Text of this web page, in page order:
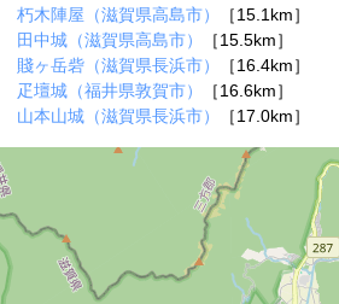
朽木陣屋（滋賀県高島市）
［15.1km］
田中城（滋賀県高島市）
［15.5km］
賤ヶ岳砦（滋賀県長浜市）
［16.4km］
疋壇城（福井県敦賀市）
［16.6km］
山本山城（滋賀県長浜市）
［17.0km］